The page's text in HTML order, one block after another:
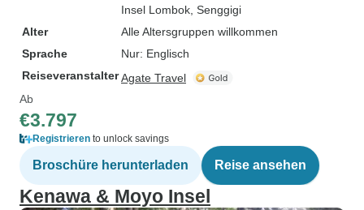
Insel Lombok , Senggigi
Alter
Alle Altersgruppen willkommen
Sprache
Nur: Englisch
ReiseveranstalterAgate Travel
Ab
€3.797
Registrieren to unlock savings
Broschüre herunterladen Reise ansehen
Kenawa & Moyo Insel